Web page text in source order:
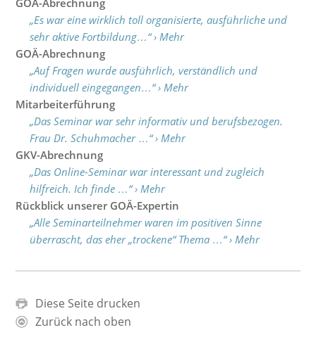
„Es war eine wirklich toll organisierte, ausführliche und
sehr aktive Fortbildung…“ › Mehr
GOÄ-Abrechnung
„Auf Fragen wurde ausführlich, verständlich und
individuell eingegangen…“ › Mehr
Mitarbeiterführung
„Das Seminar war sehr informativ und berufsbezogen.
Frau Dr. Schuhmacher …“ › Mehr
GKV-Abrechnung
„Das Online-Seminar war interessant und zugleich
hilfreich. Ich finde …“ › Mehr
Rückblick unserer GOÄ-Expertin
„Alle Seminarteilnehmer waren im positiven Sinne
überrascht, das eher „trockene“ Thema …“ › Mehr
Diese Seite drucken
Zurück nach oben